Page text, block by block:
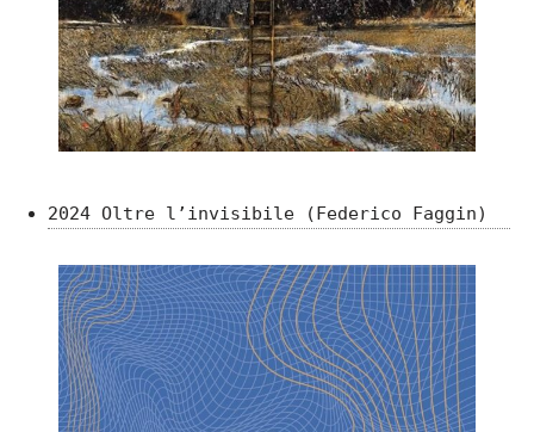
2024 Oltre l’invisibile (Federico Faggin)